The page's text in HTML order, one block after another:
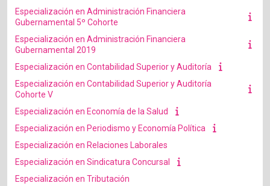
Especialización en Administración Financiera
Gubernamental 5º Cohorte
Especialización en Administración Financiera
Gubernamental 2019
Especialización en Contabilidad Superior y Auditoría
Especialización en Contabilidad Superior y Auditoría
Cohorte V
Especialización en Economía de la Salud
Especialización en Periodismo y Economía Política
Especialización en Relaciones Laborales
Especialización en Sindicatura Concursal
Especialización en Tributación